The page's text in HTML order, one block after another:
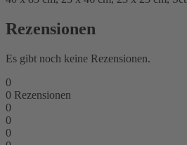
Rezensionen
Es gibt noch keine Rezensionen.
0
0 Rezensionen
0
0
0